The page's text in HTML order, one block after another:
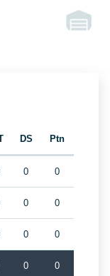
DS Ptn
0 0
0 0
0 0
0 0